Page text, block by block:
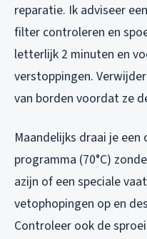
reparatie. Ik adviseer
filter controleren en
letterlijk 2 minuten en
verstoppingen.
van borden voordat ze
Maandelijks draai je
programma (70°C)
azijn of een speciale
vetophopingen op en
Controleer ook de